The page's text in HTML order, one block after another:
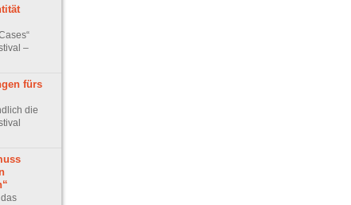
–
fürs
die